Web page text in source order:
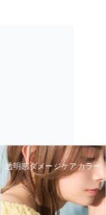
透明感ダメージケアカラー